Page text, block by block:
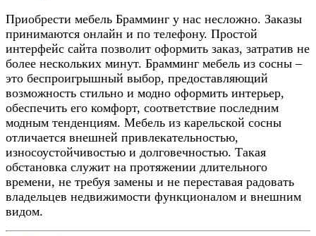
Приобрести мебель Брамминг у нас несложно. Заказы
принимаются онлайн и по телефону. Простой
интерфейс сайта позволит оформить заказ, затратив не
более нескольких минут. Брамминг мебель из сосны –
это беспроигрышный выбор, предоставляющий
возможность стильно и модно оформить интерьер,
обеспечить его комфорт, соответствие последним
модным тенденциям. Мебель из карельской сосны
отличается внешней привлекательностью,
износоустойчивостью и долговечностью. Такая
обстановка служит на протяжении длительного
времени, не требуя замены и не переставая радовать
владельцев недвижимости функционалом и внешним
видом.